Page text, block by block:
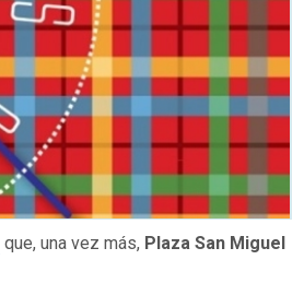
que, una vez más, Plaza San Miguel